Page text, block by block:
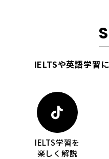
IELTSや英語学習
IELTS学習を
楽しく解説